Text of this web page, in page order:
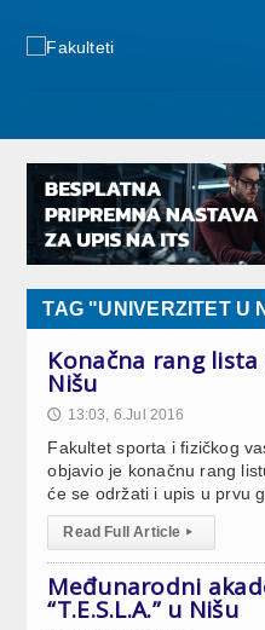
TAG "UNIVERZITET U
Konačna rang
Nišu
🕔 13:03, 6.Jul 2016
Fakultet sporta i fizičkog
objavio je konačnu rang
će se održati i upis u prvu
Read Full Article ▸
Međunarodni
“T.E.S.L.A.” u Nišu